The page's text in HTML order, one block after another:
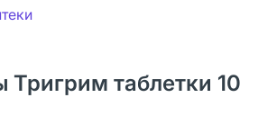
таблетки 10